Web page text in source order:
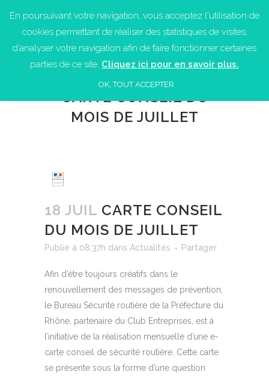
CARTE CONSEIL DU
MOIS DE JUILLET
18 JUIL CARTE CONSEIL
DU MOIS DE JUILLET
Publié à 08:37h dans Actualités Partager
Afin d’être toujours créatifs dans le
renouvellement des messages de prévention,
le Bureau Sécurité routière de la Préfecture du
Rhône, partenaire du Club Entreprises, est à
l’initiative de la réalisation mensuelle d’une e-
carte conseil de sécurité routière. Cette carte
se présente sous la forme d’une question
En poursuivant votre navigation, vous acceptez l'utilisation de
cookies permettant de réaliser des statistiques de visites,
d’analyser votre navigation afin de faire fonctionner certaines
parties de ce site. Cliquez ici pour en savoir plus.
OK, TOUT ACCEPTER